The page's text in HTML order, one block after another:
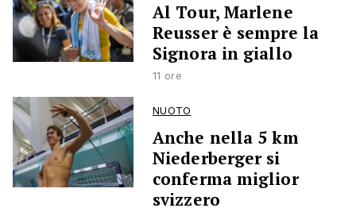
Al Tour, Marlene
Reusser è sempre la
Signora in giallo
11 ore
NUOTO
Anche nella 5 km
Niederberger si
conferma miglior
svizzero